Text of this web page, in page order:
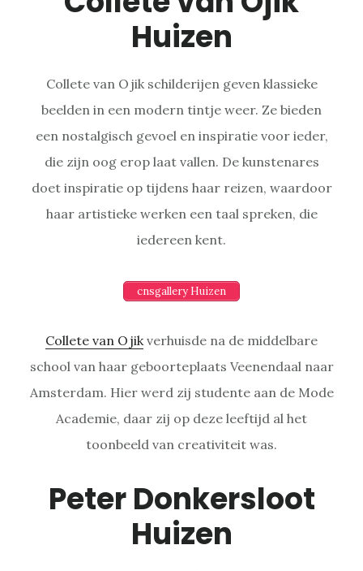
Huizen
Collete van Ojik schilderijen geven klassieke
beelden in een modern tintje weer. Ze bieden
een nostalgisch gevoel en inspiratie voor ieder,
die zijn oog erop laat vallen. De kunstenares
doet inspiratie op tijdens haar reizen, waardoor
haar artistieke werken een taal spreken, die
iedereen kent.
cnsgallery Huizen
Collete van Ojik verhuisde na de middelbare
school van haar geboorteplaats Veenendaal naar
Amsterdam. Hier werd zij studente aan de Mode
Academie, daar zij op deze leeftijd al het
toonbeeld van creativiteit was.
Peter Donkersloot
Huizen